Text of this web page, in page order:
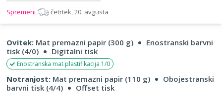
Spremeni četrtek, 20. avgusta
Ovitek: Mat premazni papir (300 g)
Enostranski barvni
tisk (4/0)
Digitalni tisk
Enostranska mat plastifikacija 1/0
Notranjost: Mat premazni papir (110 g)
Obojestranski
barvni tisk (4/4)
Offset tisk